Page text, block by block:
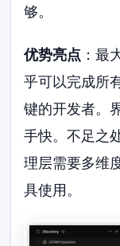
够。
优势亮点 ：最
乎可以完成所
键的开发者。
手快。不足之
理层需要多维
具使用。